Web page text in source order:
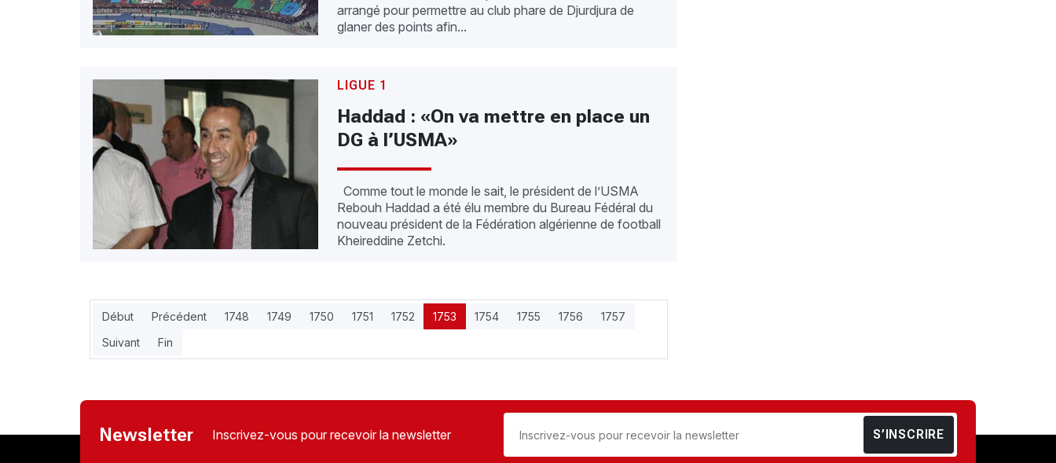
arrangé pour permettre au club phare de Djurdjura de
glaner des points afin...
LIGUE 1
Haddad : «On va mettre en place un
DG à l’USMA»
Comme tout le monde le sait, le président de l’USMA
Rebouh Haddad a été élu membre du Bureau Fédéral du
nouveau président de la Fédération algérienne de football
Kheireddine Zetchi.
Début Précédent 1748 1749 1750 1751 1752 1753 1754 1755 1756
1757
Suivant
Fin
Newsletter Inscrivez-vous pour recevoir la newsletter S’INSCRIRE